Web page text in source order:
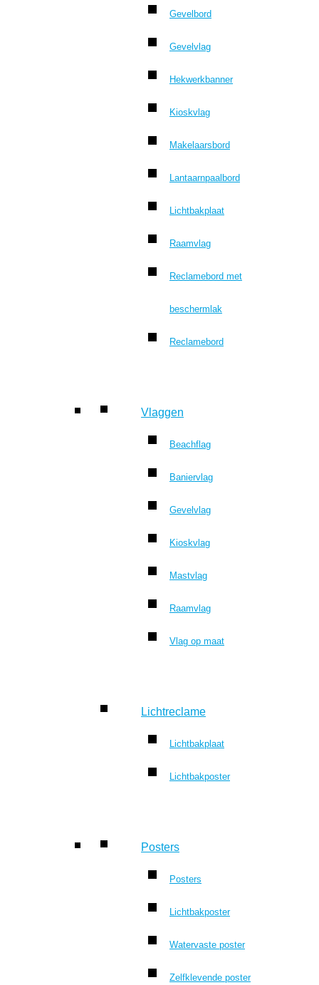
Gevelbord
Gevelvlag
Hekwerkbanner
Kioskvlag
Makelaarsbord
Lantaarnpaalbord
Lichtbakplaat
Raamvlag
Reclamebord met
beschermlak
Reclamebord
Vlaggen
Beachflag
Baniervlag
Gevelvlag
Kioskvlag
Mastvlag
Raamvlag
Vlag op maat
Lichtreclame
Lichtbakplaat
Lichtbakposter
Posters
Posters
Lichtbakposter
Watervaste poster
Zelfklevende poster